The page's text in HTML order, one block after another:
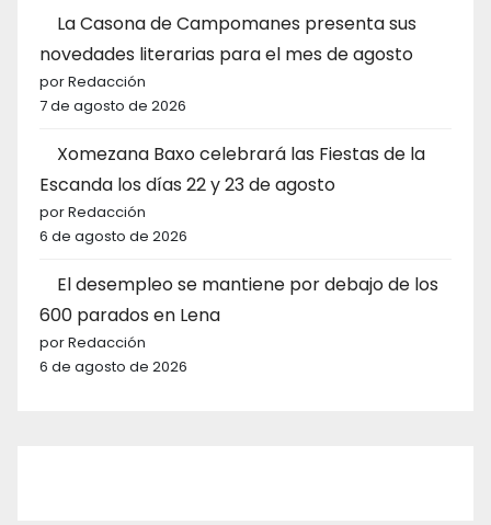
La Casona de Campomanes presenta sus
novedades literarias para el mes de agosto
por Redacción
7 de agosto de 2026
Xomezana Baxo celebrará las Fiestas de la
Escanda los días 22 y 23 de agosto
por Redacción
6 de agosto de 2026
El desempleo se mantiene por debajo de los
600 parados en Lena
por Redacción
6 de agosto de 2026